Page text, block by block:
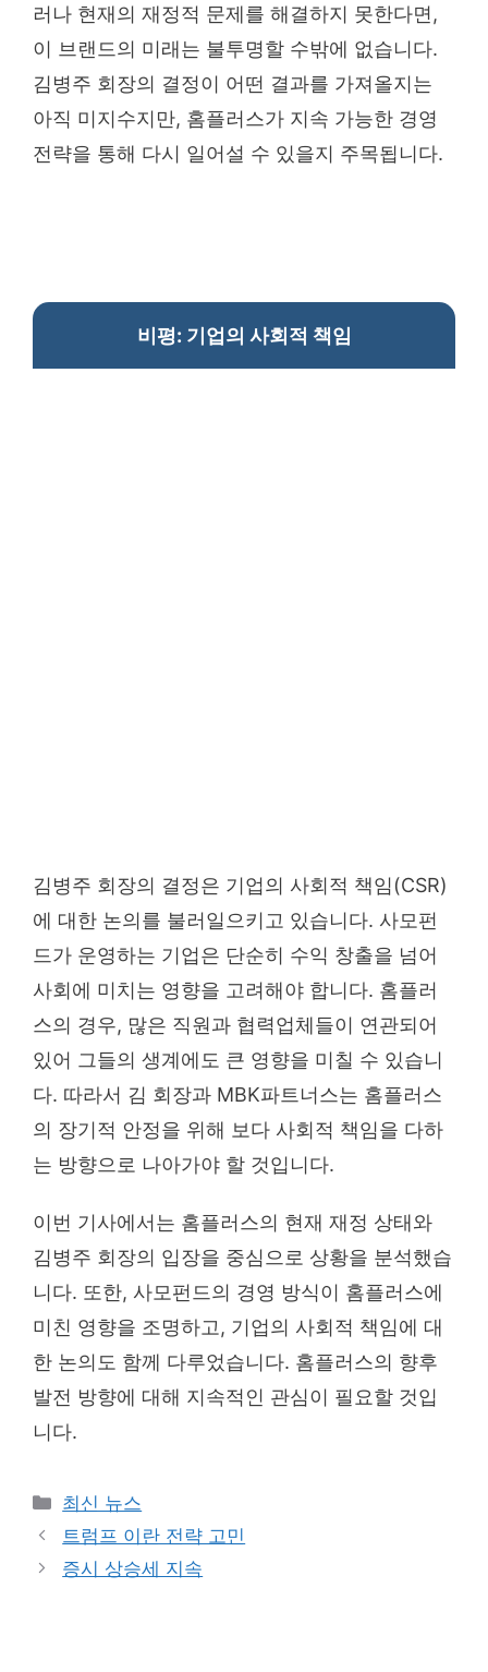
러나 현재의 재정적 문제를 해결하지 못한다면,
이 브랜드의 미래는 불투명할 수밖에 없습니다.
김병주 회장의 결정이 어떤 결과를 가져올지는
아직 미지수지만, 홈플러스가 지속 가능한 경영
전략을 통해 다시 일어설 수 있을지 주목됩니다.
비평: 기업의 사회적 책임
김병주 회장의 결정은 기업의 사회적 책임(CSR)
에 대한 논의를 불러일으키고 있습니다. 사모펀
드가 운영하는 기업은 단순히 수익 창출을 넘어
사회에 미치는 영향을 고려해야 합니다. 홈플러
스의 경우, 많은 직원과 협력업체들이 연관되어
있어 그들의 생계에도 큰 영향을 미칠 수 있습니
다. 따라서 김 회장과 MBK파트너스는 홈플러스
의 장기적 안정을 위해 보다 사회적 책임을 다하
는 방향으로 나아가야 할 것입니다.
이번 기사에서는 홈플러스의 현재 재정 상태와
김병주 회장의 입장을 중심으로 상황을 분석했습
니다. 또한, 사모펀드의 경영 방식이 홈플러스에
미친 영향을 조명하고, 기업의 사회적 책임에 대
한 논의도 함께 다루었습니다. 홈플러스의 향후
발전 방향에 대해 지속적인 관심이 필요할 것입
니다.
Categories
최신 뉴스
트럼프 이란 전략 고민
증시 상승세 지속